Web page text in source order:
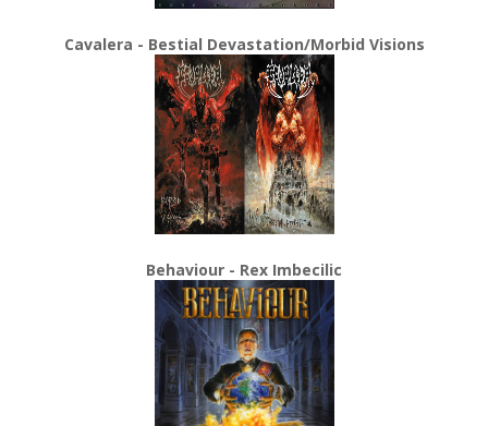
Cavalera - Bestial Devastation/Morbid Visions
Behaviour - Rex Imbecilic